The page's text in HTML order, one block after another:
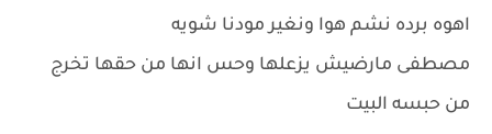
اهوه برده نشم هوا ونغير مودنا شويه
مصطفى مارضيش يزعلها وحس انها من حقها تخرج
من حبسه البيت